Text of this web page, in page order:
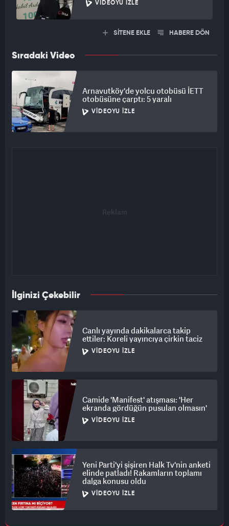
VIDEOYU İZLE
SİTENE EKLE HABERE DÖN
Sıradaki Video
Arnavutköy'de yolcu otobüsü İETT
otobüsüne çarptı: 5 yaralı
VIDEOYU İZLE
İlginizi Çekebilir
Canlı yayında dakikalarca takip
ettiler: Koreli yayıncıya çirkin taciz
VIDEOYU İZLE
Camide 'Manifest' atışması: 'Her
ekranda gördüğün pusulan olmasın'
VIDEOYU İZLE
Yeni Parti'yi şişiren Halk Tv'nin anketi
elinde patladı! Rakamların toplamı
dalga konusu oldu
VIDEOYU İZLE